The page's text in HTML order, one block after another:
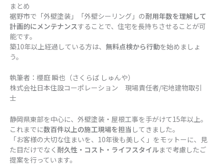
まとめ
裾野市で「外壁塗装」「外壁シーリング」の耐用年数を理解して
計画的にメンテナンスすることで、住宅を長持ちさせることが可
能です。
築10年以上経過している方は、 無料点検から行動を始めましょ
う。
執筆者：櫻庭 瞬也（さくらば しゅんや）
株式会社日本住設コーポレーション 現場責任者/宅地建物取引
士
静岡県東部を中心に、外壁塗装・屋根工事を手がけて15年以上。
これまでに数百件以上の施工現場を担当 してきました。
「お客様の大切な住まいを、10年後も美しく」をモットーに、見
た目だけでなく 耐久性・コスト・ライフスタイルまで考慮したご
提案を行っています。